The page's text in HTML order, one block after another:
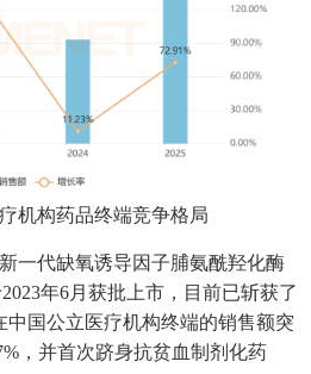
机构药品终端竞争格局
一代缺氧诱导因子脯氨酰羟化酶
年6月获批上市，目前已斩获了
中国公立医疗机构终端的销售额突
，并首次跻身抗贫血制剂化药